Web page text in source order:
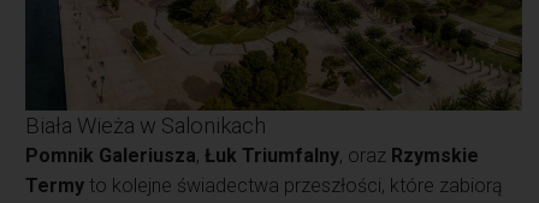
Biała Wieża w Salonikach
Pomnik Galeriusza,Łuk Triumfalny, oraz Rzymskie
Termy to kolejne świadectwa przeszłości, które zabiorą